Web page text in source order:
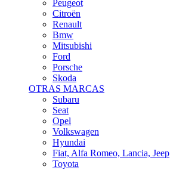
Peugeot
Citroën
Renault
Bmw
Mitsubishi
Ford
Porsche
Skoda
OTRAS MARCAS
Subaru
Seat
Opel
Volkswagen
Hyundai
Fiat, Alfa Romeo, Lancia, Jeep
Toyota